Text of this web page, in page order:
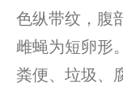
色纵带纹，腹
雌蝇为短卵形
粪便、垃圾、